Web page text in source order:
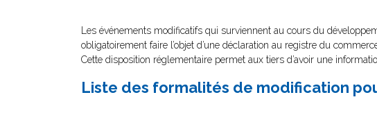
Les événements modificatifs qui surviennent au cours du
obligatoirement faire l’objet d’une déclaration au registre du
Cette disposition réglementaire permet aux tiers d’avoir une
Liste des formalités de modification